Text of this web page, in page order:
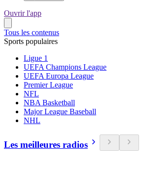
Ouvrir l'app
Tous les contenus
Sports populaires
Ligue 1
UEFA Champions League
UEFA Europa League
Premier League
NFL
NBA Basketball
Major League Baseball
NHL
Les meilleures radios